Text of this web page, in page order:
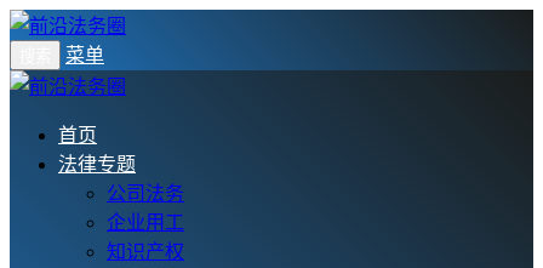
菜单
首页
法律专题
公司法务
企业用工
知识产权